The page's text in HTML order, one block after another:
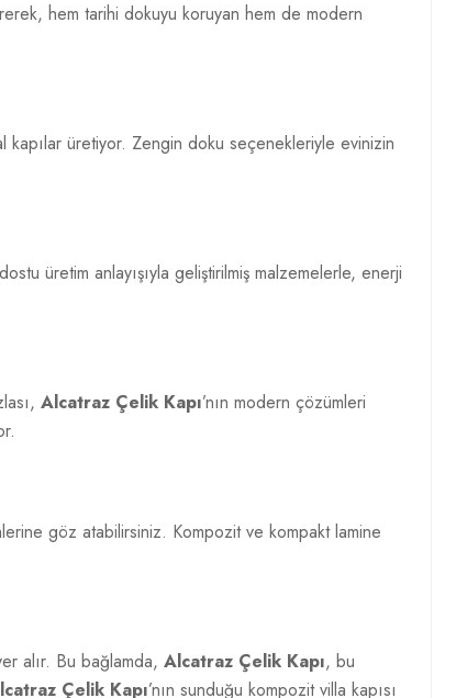
hem tarihi dokuyu koruyan hem de modern
kapılar üretiyor. Zengin doku seçenekleriyle evinizin
üretim anlayışıyla geliştirilmiş malzemelerle, enerji
Alcatraz Çelik Kapı’nın modern çözümleri
göz atabilirsiniz. Kompozit ve kompakt lamine
alır. Bu bağlamda, Alcatraz Çelik Kapı, bu
Çelik Kapı’nın sunduğu kompozit villa kapısı